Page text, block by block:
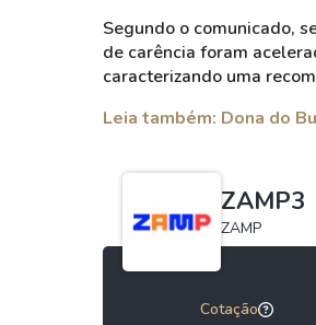
Segundo o comunicado,
de carência foram
caracterizando uma
Leia também: Dona do
ZAMP3
ZAMP
Cotação